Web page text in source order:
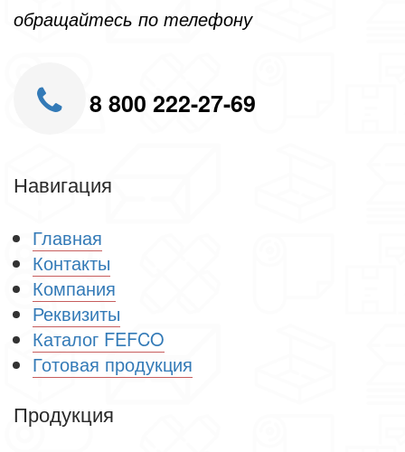
обращайтесь по телефону
8 800 222-27-69
Навигация
Главная
Контакты
Компания
Реквизиты
Каталог FEFCO
Готовая продукция
Продукция